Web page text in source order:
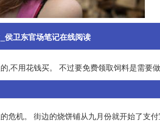
侯卫东官场笔记在线阅读
不用花钱买。 不过要免费领取饲料是需要做
危机。 街边的烧饼铺从九月份就开始了支